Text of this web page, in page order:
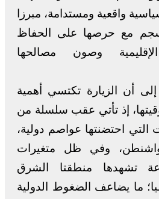
واقعية ومستدامة، مبرزا
مع حرصها على الحفاظ
وصون مصالحها
أن الزيارة تكتسي أهمية
إذ تأتي عقب سلسلة من
التي احتضنتها عواصم دولية،
وفي ظل متغيرات
تشهدها منطقتا الشرق
ما يضاعف الضغوط الدولية